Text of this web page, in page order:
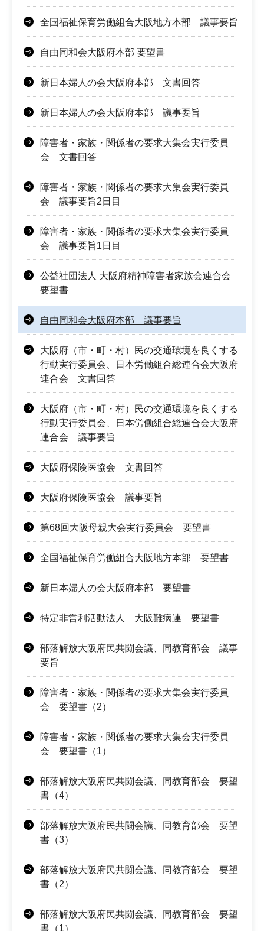
全国福祉保育労働組合大阪地方本部 議事要旨
自由同和会大阪府本部 要望書
新日本婦人の会大阪府本部 文書回答
新日本婦人の会大阪府本部 議事要旨
障害者・家族・関係者の要求大集会実行委員
会 文書回答
障害者・家族・関係者の要求大集会実行委員
会 議事要旨2日目
障害者・家族・関係者の要求大集会実行委員
会 議事要旨1日目
公益社団法人 大阪府精神障害者家族会連合会
要望書
自由同和会大阪府本部 議事要旨
大阪府（市・町・村）民の交通環境を良くする
行動実行委員会、日本労働組合総連合会大阪府
連合会 文書回答
大阪府（市・町・村）民の交通環境を良くする
行動実行委員会、日本労働組合総連合会大阪府
連合会 議事要旨
大阪府保険医協会 文書回答
大阪府保険医協会 議事要旨
第68回大阪母親大会実行委員会 要望書
全国福祉保育労働組合大阪地方本部 要望書
新日本婦人の会大阪府本部 要望書
特定非営利活動法人 大阪難病連 要望書
部落解放大阪府民共闘会議、同教育部会 議事
要旨
障害者・家族・関係者の要求大集会実行委員
会 要望書（2）
障害者・家族・関係者の要求大集会実行委員
会 要望書（1）
部落解放大阪府民共闘会議、同教育部会 要望
書（4）
部落解放大阪府民共闘会議、同教育部会 要望
書（3）
部落解放大阪府民共闘会議、同教育部会 要望
書（2）
部落解放大阪府民共闘会議、同教育部会 要望
書（1）